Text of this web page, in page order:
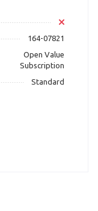
164-07821
Open Value
Subscription
Standard